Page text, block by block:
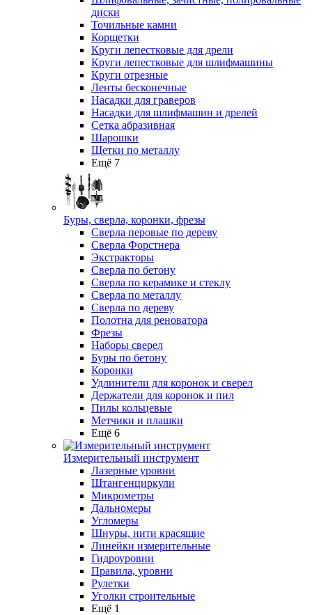
диски
Точильные камни
Корщетки
Круги лепестковые для дрели
Круги лепестковые для шлифмашины
Круги отрезные
Ленты бесконечные
Насадки для граверов
Насадки для шлифмашин и дрелей
Сетка абразивная
Шарошки
Щетки по металлу
Ещё 7
Буры, сверла, коронки, фрезы
Сверла перовые по дереву
Сверла Форстнера
Экстракторы
Сверла по бетону
Сверла по керамике и стеклу
Сверла по металлу
Сверла по дереву
Полотна для реноватора
Фрезы
Наборы сверел
Буры по бетону
Коронки
Удлинители для коронок и сверел
Держатели для коронок и пил
Пилы кольцевые
Метчики и плашки
Ещё 6
Измерительный инструмент
Лазерные уровни
Штангенциркули
Микрометры
Дальномеры
Угломеры
Шнуры, нити красящие
Линейки измерительные
Гидроуровни
Правила, уровни
Рулетки
Уголки строительные
Ещё 1